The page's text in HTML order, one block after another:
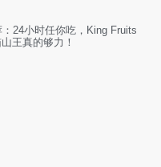
24小时任你吃，King Fruits
王真的够力！